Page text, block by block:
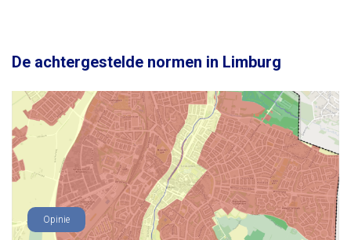
De achtergestelde normen in Limburg
Opinie